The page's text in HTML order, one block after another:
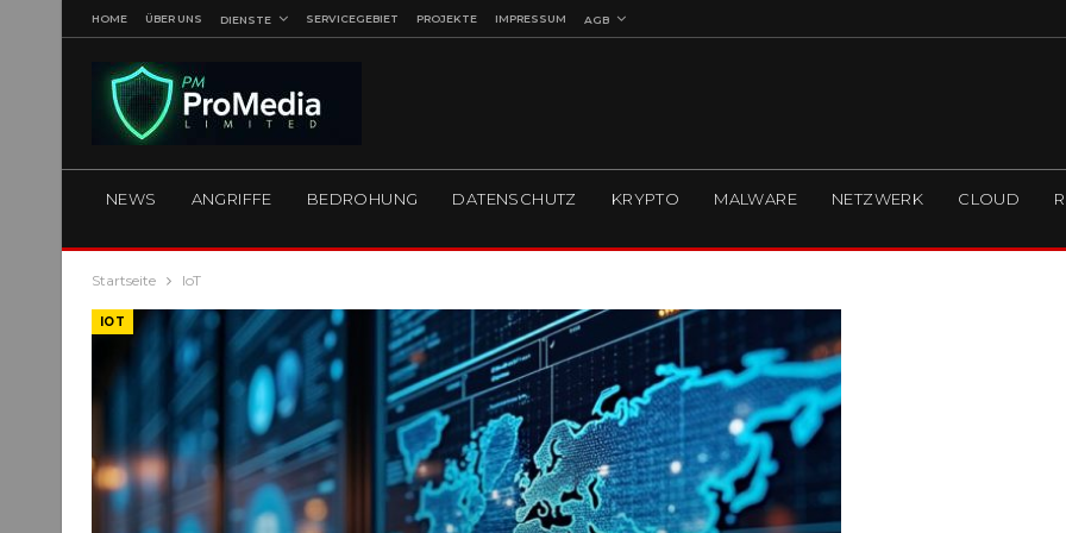
HOME ÜBER UNS DIENSTE SERVICEGEBIET PROJEKTE IMPRESSUM AGB
NEWS ANGRIFFE BEDROHUNG DATENSCHUTZ KRYPTO MALWARE NETZWERK CLOUD
Startseite IoT
IOT